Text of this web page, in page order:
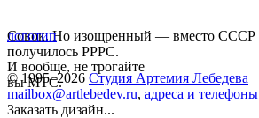
Совок. Но изощренный — вместо СССР
получилось РРРС.
И вообще, не трогайте
вы МТС.
логотип
© 1995–2026 Студия Артемия Лебедева
mailbox@artlebedev.ru, адреса и телефоны
Заказать дизайн...